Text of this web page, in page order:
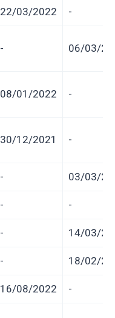
22/03/2022 -
- 06/03/
08/01/2022 -
30/12/2021 -
- 03/03/
- -
- 14/03/
- 18/02/
16/08/2022 -